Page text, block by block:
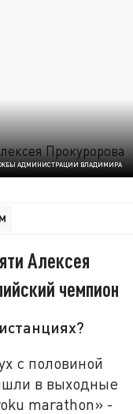
АДМИНИСТРАЦИИ ВЛАДИМИРА
Алексея
чемпион
с половиной
в выходные
marathon» -